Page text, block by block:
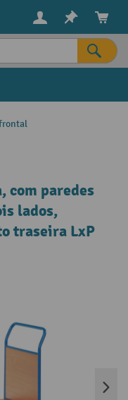
com paredes
lados,
traseira LxP